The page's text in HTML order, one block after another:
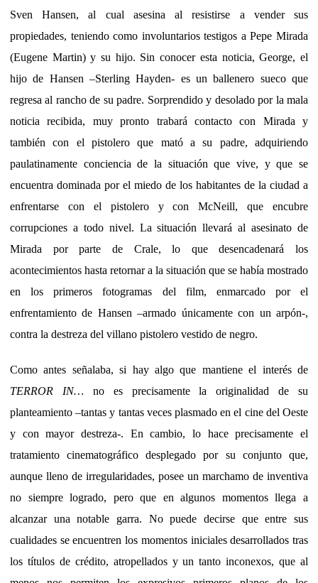
Sven Hansen, al cual asesina al resistirse a vender sus
propiedades, teniendo como involuntarios testigos a Pepe Mirada
(Eugene Martin) y su hijo. Sin conocer esta noticia, George, el
hijo de Hansen –Sterling Hayden- es un ballenero sueco que
regresa al rancho de su padre. Sorprendido y desolado por la mala
noticia recibida, muy pronto trabará contacto con Mirada y
también con el pistolero que mató a su padre, adquiriendo
paulatinamente conciencia de la situación que vive, y que se
encuentra dominada por el miedo de los habitantes de la ciudad a
enfrentarse con el pistolero y con McNeill, que encubre
corrupciones a todo nivel. La situación llevará al asesinato de
Mirada por parte de Crale, lo que desencadenará los
acontecimientos hasta retornar a la situación que se había mostrado
en los primeros fotogramas del film, enmarcado por el
enfrentamiento de Hansen –armado únicamente con un arpón-,
contra la destreza del villano pistolero vestido de negro.
Como antes señalaba, si hay algo que mantiene el interés de
TERROR IN… no es precisamente la originalidad de su
planteamiento –tantas y tantas veces plasmado en el cine del Oeste
y con mayor destreza-. En cambio, lo hace precisamente el
tratamiento cinematográfico desplegado por su conjunto que,
aunque lleno de irregularidades, posee un marchamo de inventiva
no siempre logrado, pero que en algunos momentos llega a
alcanzar una notable garra. No puede decirse que entre sus
cualidades se encuentren los momentos iniciales desarrollados tras
los títulos de crédito, atropellados y un tanto inconexos, que al